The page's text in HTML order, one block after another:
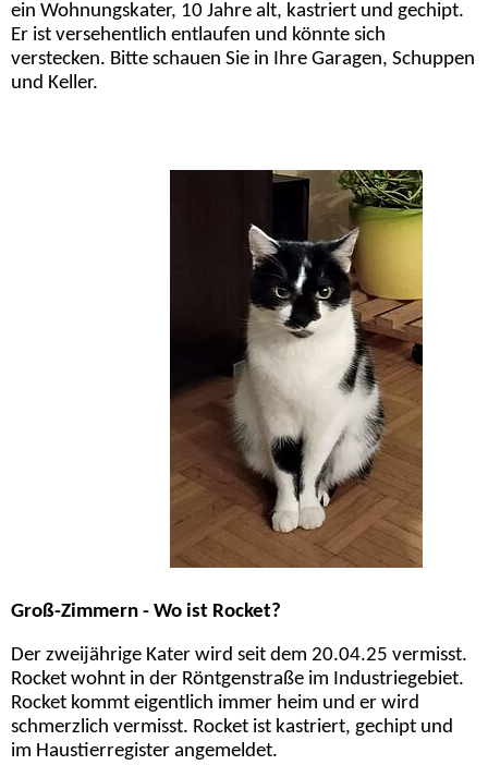
ein Wohnungskater, 10 Jahre alt, kastriert und gechipt.
Er ist versehentlich entlaufen und könnte sich
verstecken. Bitte schauen Sie in Ihre Garagen, Schuppen
und Keller.
Groß-Zimmern - Wo ist Rocket?
Der zweijährige Kater wird seit dem 20.04.25 vermisst.
Rocket wohnt in der Röntgenstraße im Industriegebiet.
Rocket kommt eigentlich immer heim und er wird
schmerzlich vermisst. Rocket ist kastriert, gechipt und
im Haustierregister angemeldet.